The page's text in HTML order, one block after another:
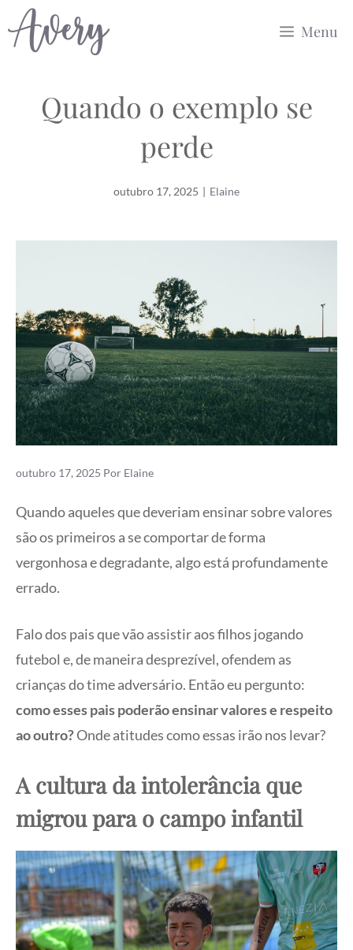
Pular
para
Menu
Quando o exemplo se
perde
outubro 17, 2025 | Elaine
outubro 17, 2025 Por Elaine
Quando aqueles que deveriam ensinar sobre valores
são os primeiros a se comportar de forma
vergonhosa e degradante, algo está profundamente
errado.
Falo dos pais que vão assistir aos filhos jogando
futebol e, de maneira desprezível, ofendem as
crianças do time adversário. Então eu pergunto:
como esses pais poderão ensinar valores e respeito
ao outro?Onde atitudes como essas irão nos levar?
A cultura da intolerância que
migrou para o campo infantil